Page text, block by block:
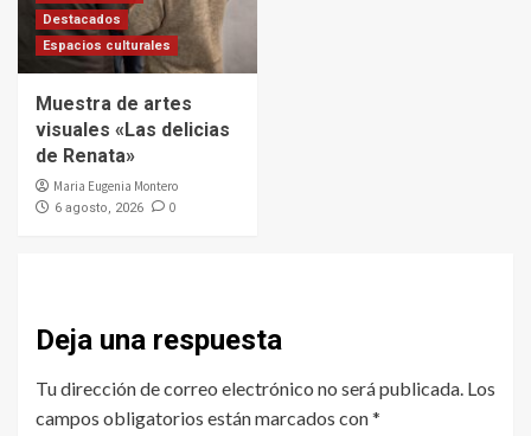
Destacados
Espacios culturales
Muestra de artes
visuales «Las delicias
de Renata»
Maria Eugenia Montero
6 agosto, 2026 0
Deja una respuesta
Tu dirección de correo electrónico no será publicada. Los
campos obligatorios están marcados con*